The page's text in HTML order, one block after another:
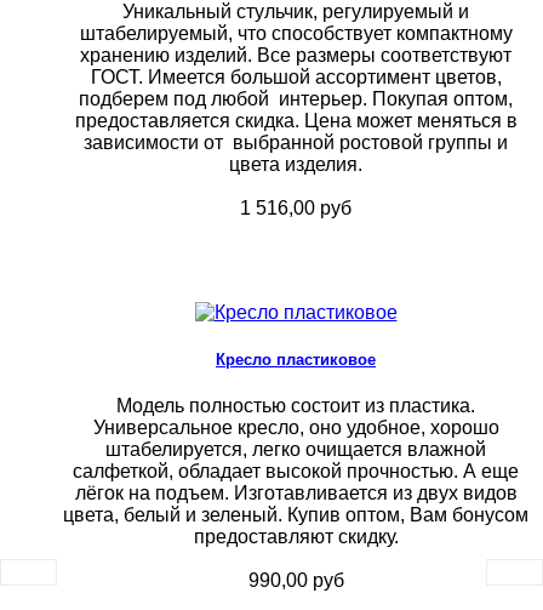
Уникальный стульчик, регулируемый и
штабелируемый, что способствует компактному
хранению изделий. Все размеры соответствуют
ГОСТ. Имеется большой ассортимент цветов,
подберем под любой интерьер. Покупая оптом,
предоставляется скидка. Цена может меняться в
зависимости от выбранной ростовой группы и
цвета изделия.
1 516,00 руб
Кресло пластиковое
Модель полностью состоит из пластика.
Универсальное кресло, оно удобное, хорошо
штабелируется, легко очищается влажной
салфеткой, обладает высокой прочностью. А еще
лёгок на подъем. Изготавливается из двух видов
цвета, белый и зеленый. Купив оптом, Вам бонусом
предоставляют скидку.
990,00 руб